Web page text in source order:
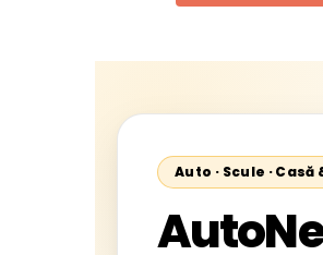
Auto · Scule · Casă